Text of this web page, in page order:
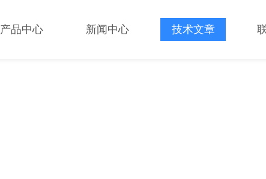
产品中心 新闻中心 技术文章